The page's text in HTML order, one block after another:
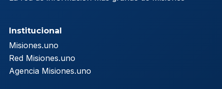
Institucional
Misiones.uno
Red Misiones.uno
Agencia Misiones.uno